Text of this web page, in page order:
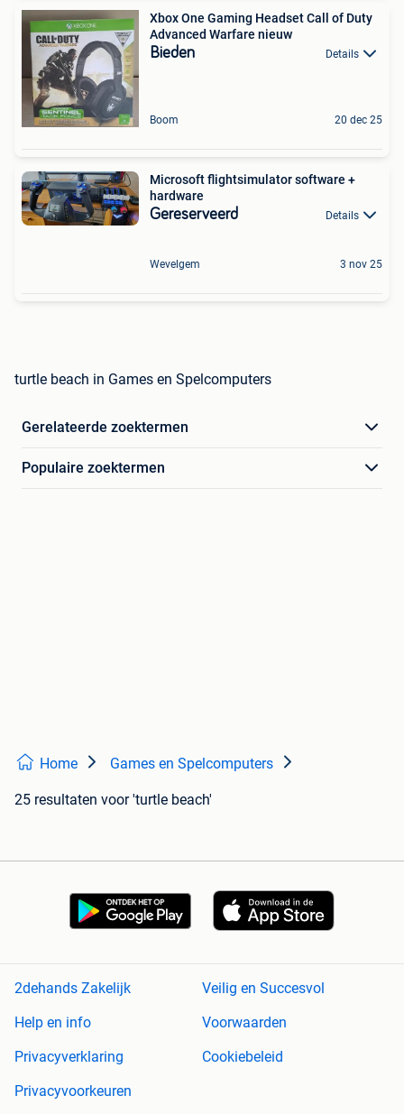
Xbox One Gaming Headset Call of Duty
Advanced Warfare nieuw
Bieden Details
Boom 20 dec 25
Microsoft flightsimulator software +
hardware
Gereserveerd Details
Wevelgem 3 nov 25
turtle beach in Games en Spelcomputers
Gerelateerde zoektermen
Populaire zoektermen
Home Games en Spelcomputers
25 resultaten voor 'turtle beach'
2dehands Zakelijk
Veilig en Succesvol
Help en info
Voorwaarden
Privacyverklaring
Cookiebeleid
Privacyvoorkeuren